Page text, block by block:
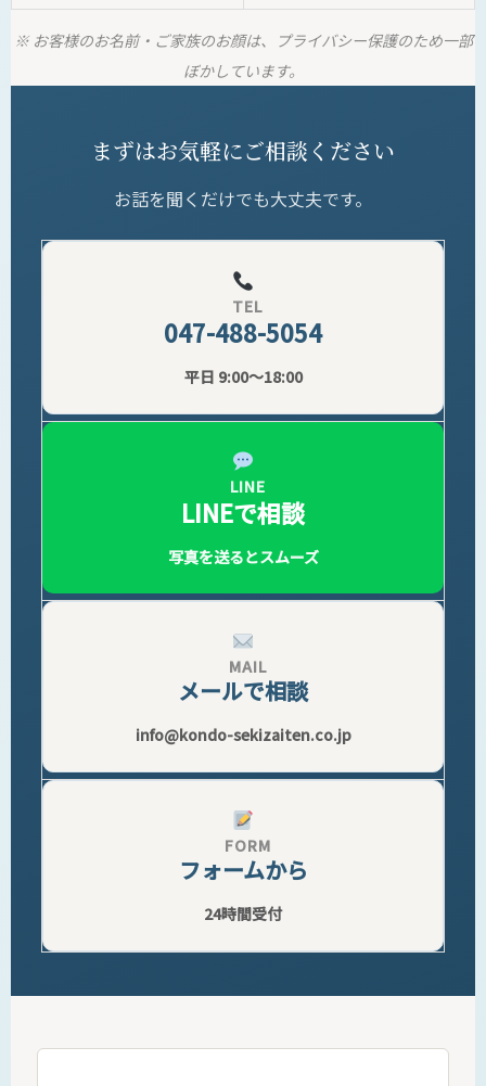
※ お客様のお名前・ご家族のお顔は、プライバシー保護のため一部
ぼかしています。
まずはお気軽にご相談ください
お話を聞くだけでも大丈夫です。
TEL
047-488-5054
平日 9:00〜18:00
LINE
LINEで相談
写真を送るとスムーズ
MAIL
メールで相談
info@kondo-sekizaiten.co.jp
FORM
フォームから
24時間受付